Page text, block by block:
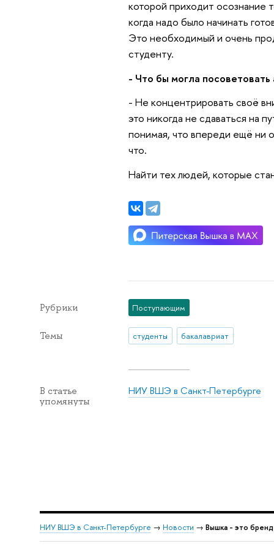
которой приходит осознание
когда надо было начинать
Это необходимый и очень
студенту.
- Что бы могла
- Не концентрировать своё
это никогда не сдаваться на
понимая, что впереди ещё ни
что.
Найти тех людей, которые
Рубрики Поступающим
Темы студенты бакалавриат
В статье
упомянуты
НИУ ВШЭ в Санкт-Петербурге
НИУ ВШЭ в Санкт-Петербурге → Новости → Вышка - это бренд